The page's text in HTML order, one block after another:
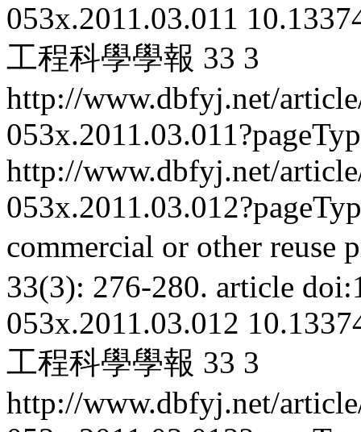
053x.2011.03.011
工程科學學報 33 3
http://www.dbfyj.net/
http://www.dbfyj.net/
commercial or other reuse
33(3): 276-280. article
053x.2011.03.012
工程科學學報 33 3
http://www.dbfyj.net/